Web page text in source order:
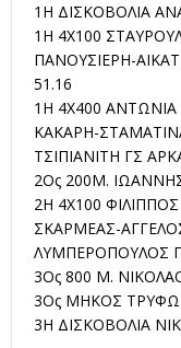
1Η ΔΙΣΚΟΒΟΛΙΑ
1Η 4Χ100
ΠΑΝΟΥΣΙΕΡΗ-
51.16
1Η 4Χ400
ΚΑΚΑΡΗ-
ΤΣΙΠΙΑΝΙΤΗ ΓΣ
2Ος 200Μ.
2Η 4Χ100
ΣΚΑΡΜΕΑΣ-
ΛΥΜΠΕΡΟΠΟΥΛΟΣ
3Ος 800 Μ.
3Ος ΜΗΚΟΣ
3Η ΔΙΣΚΟΒΟΛΙΑ